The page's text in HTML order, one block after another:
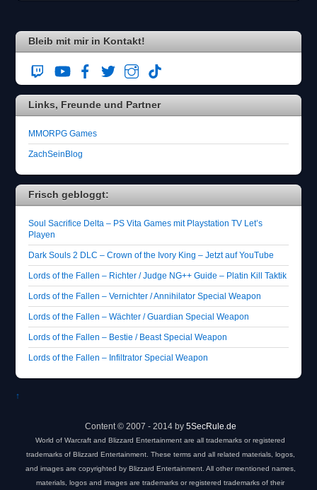
Bleib mit mir in Kontakt!
Links, Freunde und Partner
MMORPG Games
ZachSeinBlog
Frisch gebloggt:
Soul Sacrifice Delta – PS Vita Games mit Playstation TV Let’s
Playen
Dark Souls 2 DLC – Crown of the Ivory King – Jetzt auf YouTube
Lords of the Fallen – Richter / Judge NG++ Guide – Platin Kill Taktik
Lords of the Fallen – Vernichter / Annihilator Special Weapon
Lords of the Fallen – Wächter / Guardian Special Weapon
Lords of the Fallen – Bestie / Beast Special Weapon
Lords of the Fallen – Infiltrator Special Weapon
↑
Content © 2007 - 2014 by 5SecRule.de
World of Warcraft and Blizzard Entertainment are all trademarks or registered
trademarks of Blizzard Entertainment. These terms and all related materials, logos,
and images are copyrighted by Blizzard Entertainment. All other mentioned names,
materials, logos and images are trademarks or registered trademarks of their